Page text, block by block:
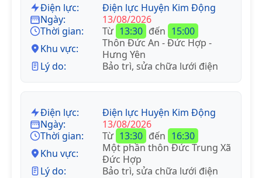
Điện lực:
Điện lực Huyện Kim Động
Ngày:
13/08/2026
Thời gian:
Từ 13:30 đến 15:00
Khu vực:
Thôn Đức An - Đức Hợp -
Hưng Yên
Lý do:
Bảo trì, sửa chữa lưới điện
Điện lực:
Điện lực Huyện Kim Động
Ngày:
13/08/2026
Thời gian:
Từ 13:30 đến 16:30
Khu vực:
Một phần thôn Đức Trung Xã
Đức Hợp
Lý do:
Bảo trì, sửa chữa lưới điện